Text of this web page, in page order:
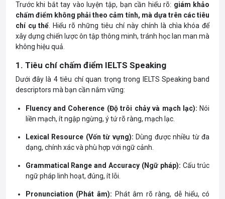
Trước khi bắt tay vào luyện tập, bạn cần hiểu rõ: giám khảo
chấm điểm không phải theo cảm tính, mà dựa trên các tiêu
chí cụ thể . Hiểu rõ những tiêu chí này chính là chìa khóa để
xây dựng chiến lược ôn tập thông minh, tránh học lan man mà
không hiệu quả.
1. Tiêu chí chấm điểm IELTS Speaking
Dưới đây là 4 tiêu chí quan trọng trong IELTS Speaking band
descriptors mà bạn cần nắm vững:
Fluency and Coherence (Độ trôi chảy và mạch lạc): Nói
liền mạch, ít ngập ngừng, ý tứ rõ ràng, mạch lạc.
Lexical Resource (Vốn từ vựng): Dùng được nhiều từ đa
dạng, chính xác và phù hợp với ngữ cảnh.
Grammatical Range and Accuracy (Ngữ pháp): Cấu trúc
ngữ pháp linh hoạt, đúng, ít lỗi.
Pronunciation (Phát âm): Phát âm rõ ràng, dễ hiểu, có